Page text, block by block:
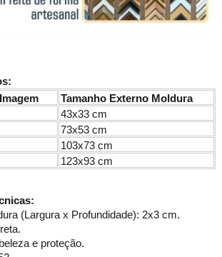
Tamanho Externo Moldura
43x33 cm
73x53 cm
103x73 cm
123x93 cm
(Largura x Profundidade): 2x3 cm.
e proteção.